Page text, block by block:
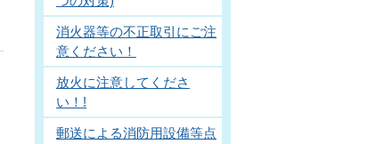
消火器等の不正取引にご注
意ください！
放火に注意してくださ
い！!
郵送による消防用設備等点